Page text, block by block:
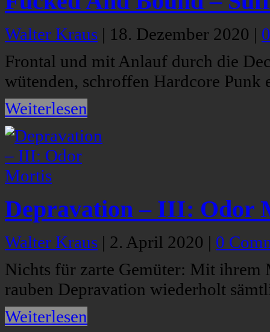
Walter Kraus | 18. Dezember 2020 |
Frontal und mit Anlauf durch die
wütenden, schroffen Hardcore Punk
Weiterlesen
Depravation – III: Odor
Walter Kraus | 2. April 2020 | 0
Nichts für zarte Gemüter: Mit ihrem
rauben Depravation wiederholt
Weiterlesen